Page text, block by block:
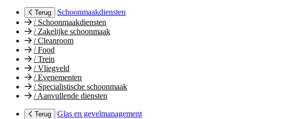
Terug
Schoonmaakdiensten
/Schoonmaakdiensten
/Zakelijke schoonmaak
/Cleanroom
/Food
/Trein
/Vliegveld
/Evenementen
/Specialistische schoonmaak
/Aanvullende diensten
Terug
Glas en gevelmanagement